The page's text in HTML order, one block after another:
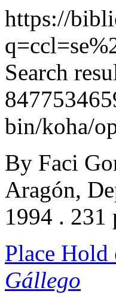
https://
Search
bin/koha/
By Faci
Aragón,
1994 . 231
Place
Gállego